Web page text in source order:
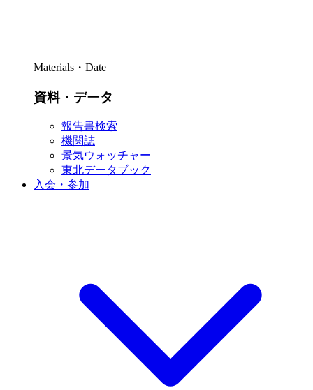
Materials・Date
資料・データ
報告書検索
機関誌
景気ウォッチャー
東北データブック
入会・参加